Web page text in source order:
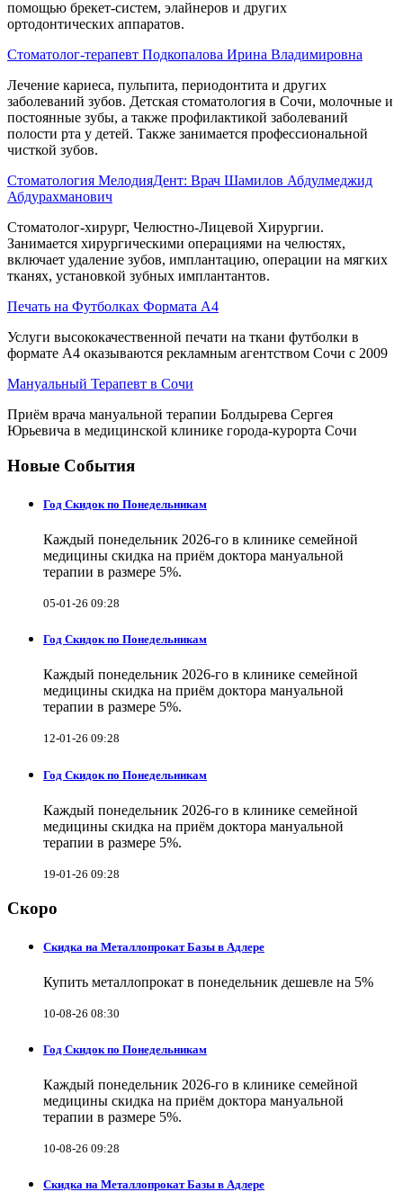
помощью брекет-систем, элайнеров и других
ортодонтических аппаратов.
Стоматолог-терапевт Подкопалова Ирина Владимировна
Лечение кариеса, пульпита, периодонтита и других
заболеваний зубов. Детская стоматология в Сочи, молочные и
постоянные зубы, а также профилактикой заболеваний
полости рта у детей. Также занимается профессиональной
чисткой зубов.
Стоматология МелодияДент: Врач Шамилов Абдулмеджид
Абдурахманович
Стоматолог-хирург, Челюстно-Лицевой Хирургии.
Занимается хирургическими операциями на челюстях,
включает удаление зубов, имплантацию, операции на мягких
тканях, установкой зубных имплантантов.
Печать на Футболках Формата А4
Услуги высококачественной печати на ткани футболки в
формате А4 оказываются рекламным агентством Сочи с 2009
Мануальный Терапевт в Сочи
Приём врача мануальной терапии Болдырева Сергея
Юрьевича в медицинской клинике города-курорта Сочи
Новые События
Год Скидок по Понедельникам
Каждый понедельник 2026-го в клинике семейной
медицины скидка на приём доктора мануальной
терапии в размере 5%.
05-01-26 09:28
Год Скидок по Понедельникам
Каждый понедельник 2026-го в клинике семейной
медицины скидка на приём доктора мануальной
терапии в размере 5%.
12-01-26 09:28
Год Скидок по Понедельникам
Каждый понедельник 2026-го в клинике семейной
медицины скидка на приём доктора мануальной
терапии в размере 5%.
19-01-26 09:28
Скоро
Скидка на Металлопрокат Базы в Адлере
Купить металлопрокат в понедельник дешевле на 5%
10-08-26 08:30
Год Скидок по Понедельникам
Каждый понедельник 2026-го в клинике семейной
медицины скидка на приём доктора мануальной
терапии в размере 5%.
10-08-26 09:28
Скидка на Металлопрокат Базы в Адлере